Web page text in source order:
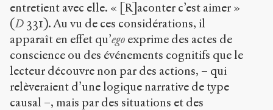
entretient avec elle. « [R]aconter c’est aimer »
(D 331). Au vu de ces considérations, il
apparaît en effet qu’ego exprime des actes de
conscience ou des événements cognitifs que le
lecteur découvre non par des actions, – qui
relèveraient d’une logique narrative de type
causal –, mais par des situations et des